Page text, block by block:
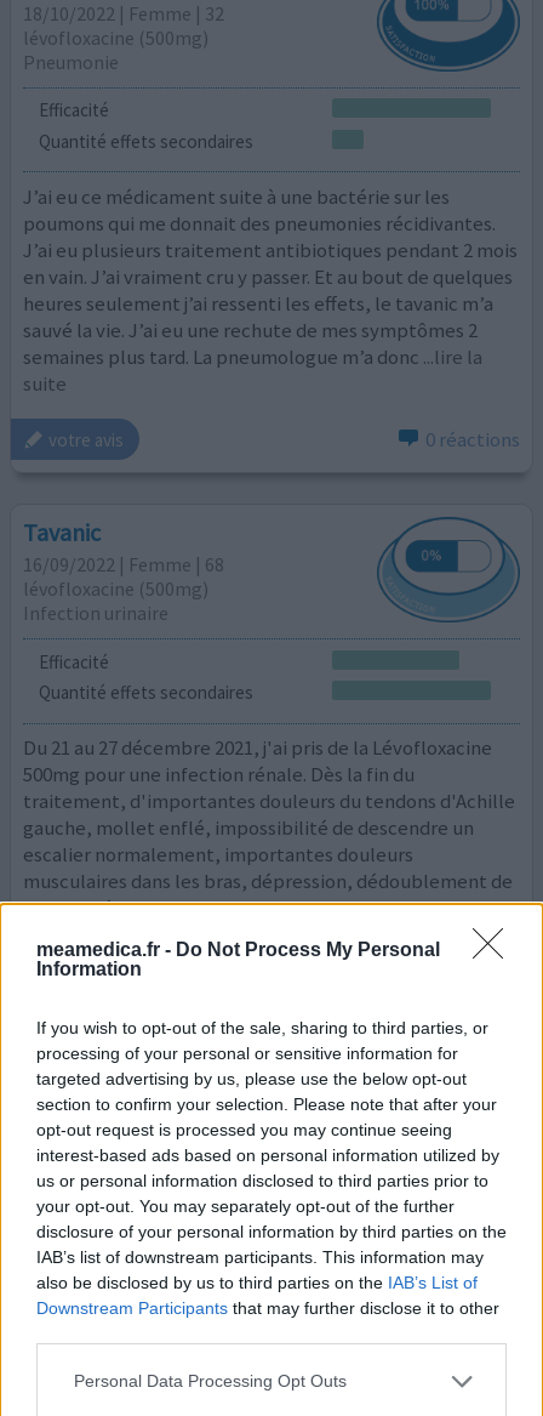
meamedica.fr - Do Not Process My Personal
Information
If you wish to opt-out of the sale, sharing to third parties, or
processing of your personal or sensitive information for
targeted advertising by us, please use the below opt-out
section to confirm your selection. Please note that after your
opt-out request is processed you may continue seeing
interest-based ads based on personal information utilized by
us or personal information disclosed to third parties prior to
your opt-out. You may separately opt-out of the further
disclosure of your personal information by third parties on the
IAB’s list of downstream participants. This information may
also be disclosed by us to third parties on the IAB’s List of
Downstream Participants that may further disclose it to other
Personal Data Processing Opt Outs
18/10/2022 | Femme | 32
lévofloxacine (500mg)
Pneumonie
Efficacité
Quantité effets secondaires
J’ai eu ce médicament suite à une bactérie sur les
poumons qui me donnait des pneumonies récidivantes.
J’ai eu plusieurs traitement antibiotiques pendant 2 mois
en vain. J’ai vraiment cru y passer. Et au bout de quelques
heures seulement j’ai ressenti les effets, le tavanic m’a
sauvé la vie. J’ai eu une rechute de mes symptômes 2
semaines plus tard. La pneumologue m’a donc ...lire la
suite
votre avis 0 réactions
Tavanic
16/09/2022 | Femme | 68
lévofloxacine (500mg)
Infection urinaire
Efficacité
Quantité effets secondaires
Du 21 au 27 décembre 2021, j'ai pris de la Lévofloxacine
500mg pour une infection rénale. Dès la fin du
traitement, d'importantes douleurs du tendons d'Achille
gauche, mollet enflé, impossibilité de descendre un
escalier normalement, importantes douleurs
musculaires dans les bras, dépression, dédoublement de
la vision, écrasement de la cage thoracique la nuit avec
Tavanic
16/09/2022 | Femme | 36
lévofloxacine (500mg)
Infection urinaire
Efficacité
Quantité effets secondaires
Je suis la personne qui a posté le 15 juin dernier et
quelqu'un a demandé si j'allais mieux. Je ne parviens pas à
répondre autrement qu'ici. J'ai donc eu tout plein
d'effets secondaires (neuropathies soit sensation de